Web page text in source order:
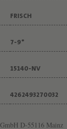
U
T
Z
U
K
U
N
F
FRISCH
7-9°
15140-NV
4262493270032
D-55116 Mainz